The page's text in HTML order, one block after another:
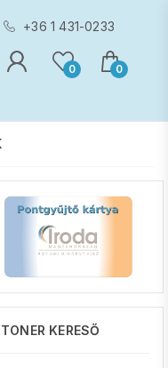
+36 1 431-0233
0 0
TONER KERESŐ